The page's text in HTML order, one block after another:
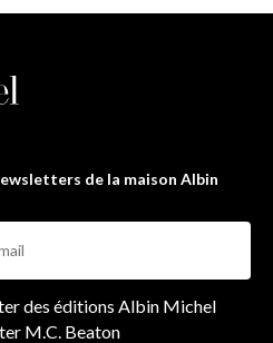
de la maison Albin
des éditions Albin Michel
M.C. Beaton